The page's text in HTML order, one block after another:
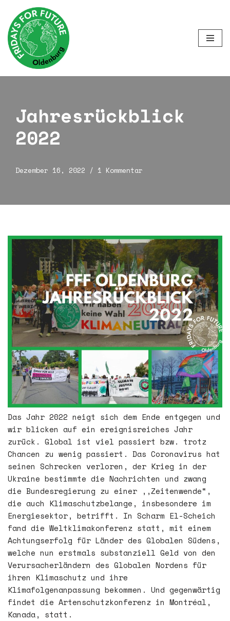
Zum
Inhalt
springen
Jahresrückblick
2022
Dezember 16, 2022 1 Kommentar
Das Jahr 2022 neigt sich dem Ende entgegen und
wir blicken auf ein ereignisreiches Jahr
zurück. Global ist viel passiert bzw. trotz
Chancen zu wenig passiert. Das Coronavirus hat
seinen Schrecken verloren, der Krieg in der
Ukraine bestimmte die Nachrichten und zwang
die Bundesregierung zu einer ,,Zeitenwende“,
die auch Klimaschutzbelange, insbesondere im
Energiesektor, betrifft. In Scharm El-Scheich
fand die Weltklimakonferenz statt, mit einem
Achtungserfolg für Länder des Globalen Südens,
welche nun erstmals substanziell Geld von den
Verursacherländern des Globalen Nordens für
ihren Klimaschutz und ihre
Klimafolgenanpassung bekommen. Und gegenwärtig
findet die Artenschutzkonferenz in Montréal,
Kanada, statt.